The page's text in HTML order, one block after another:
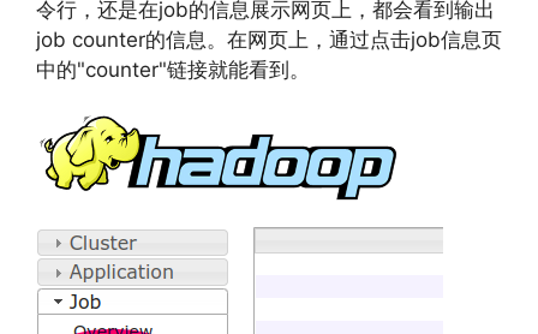
令行，还是在job的信息展示网页上，都会看到输出
job counter的信息。在网页上，通过点击job信息页
中的"counter"链接就能看到。